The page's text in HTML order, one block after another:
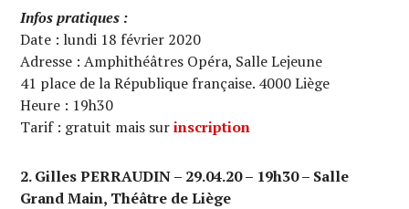
Infos pratiques :
Date : lundi 18 février 2020
Adresse : Amphithéâtres Opéra, Salle Lejeune
41 place de la République française. 4000 Liège
Heure : 19h30
Tarif : gratuit mais surinscription
2. Gilles PERRAUDIN – 29.04.20 – 19h30 – Salle
Grand Main, Théâtre de Liège